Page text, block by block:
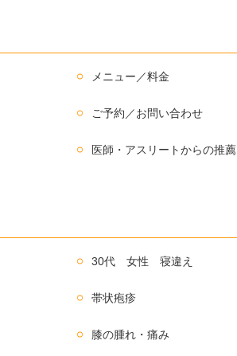
メニュー／料金
ご予約／お問い合わせ
医師・アスリートからの推薦
30代 女性 寝違え
帯状疱疹
膝の腫れ・痛み